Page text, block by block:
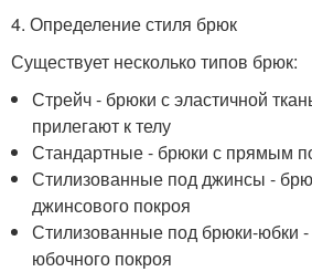
4. Определение стиля брюк
Существует несколько типов брюк:
Стрейч - брюки с эластичной
прилегают к телу
Стандартные - брюки с прямым
Стилизованные под джинсы -
джинсового покроя
Стилизованные под брюки-юбки
юбочного покроя